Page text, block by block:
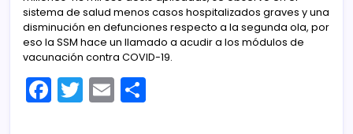
sistema de salud menos casos hospitalizados graves y una
disminución en defunciones respecto a la segunda ola, por
eso la SSM hace un llamado a acudir a los módulos de
vacunación contra COVID-19.
F
a
T
w
E
m